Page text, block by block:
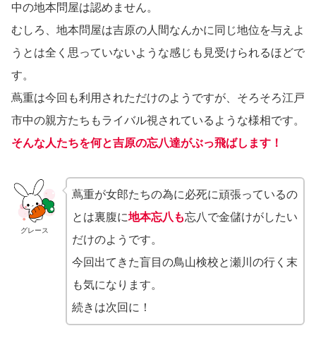
中の地本問屋は認めません。
むしろ、地本問屋は吉原の人間なんかに同じ地位を与えよ
うとは全く思っていないような感じも見受けられるほどで
す。
蔦重は今回も利用されただけのようですが、そろそろ江戸
市中の親方たちもライバル視されているような様相です。
そんな人たちを何と吉原の忘八達がぶっ飛ばします！
グレース
蔦重が女郎たちの為に必死に頑張っているの
とは裏腹に地本忘八も忘八で金儲けがしたい
だけのようです。
今回出てきた盲目の鳥山検校と瀬川の行く末
も気になります。
続きは次回に！